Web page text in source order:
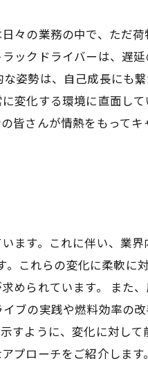
々の業務の中で、ただ
ックドライバーは、遅
姿勢は、自己成長にも
変化する環境に直面し
皆さんが情熱をもって
ます。これに伴い、業
これらの変化に柔軟に
められています。 また
ブの実践や燃料効率の
すように、変化に対し
プローチをご紹介します